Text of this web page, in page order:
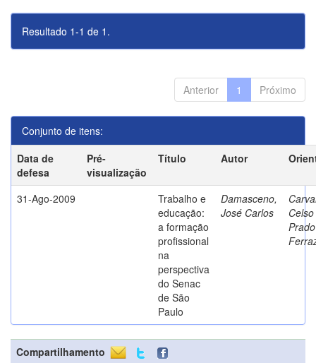
Resultado 1-1 de 1.
Anterior 1 Próximo
Conjunto de itens:
Data de
defesa
Pré-
visualização
Título Autor
31-Ago-2009
Trabalho e
educação:
a formação
profissional
na
perspectiva
do Senac
de São
Paulo
Damasceno,
José Carlos
Prado
Compartilhamento